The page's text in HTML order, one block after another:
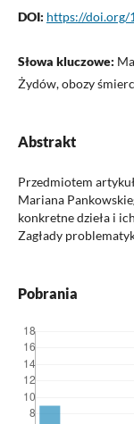
DOI: https://doi.org/
Słowa kluczowe:
Żydów, obozy
Abstrakt
Przedmiotem
Mariana
konkretne dzieła i
Zagłady
Pobrania